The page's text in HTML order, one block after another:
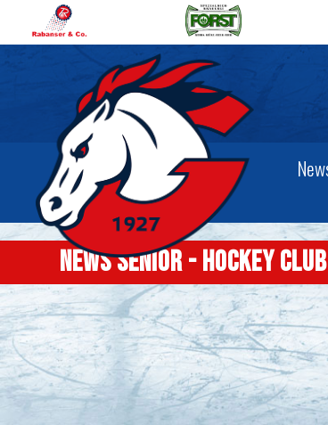
News senior - Hockey